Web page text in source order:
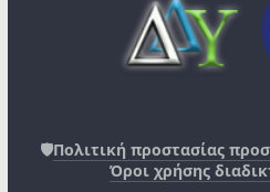
🛡️Πολιτική προστασίας
Όροι χρήσης